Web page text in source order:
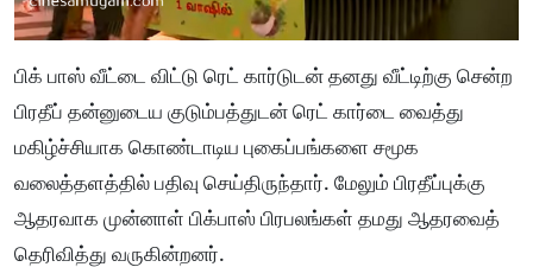
பிக் பாஸ் வீட்டை விட்டு ரெட் கார்டுடன் தனது வீட்டிற்கு சென்ற
பிரதீப் தன்னுடைய குடும்பத்துடன் ரெட் கார்டை வைத்து
மகிழ்ச்சியாக கொண்டாடிய புகைப்பங்களை சமூக
வலைத்தளத்தில் பதிவு செய்திருந்தார். மேலும் பிரதீப்புக்கு
ஆதரவாக முன்னாள் பிக்பாஸ் பிரபலங்கள் தமது ஆதரவைத்
தெரிவித்து வருகின்றனர்.